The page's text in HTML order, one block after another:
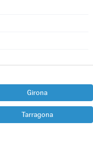
Girona
Tarragona